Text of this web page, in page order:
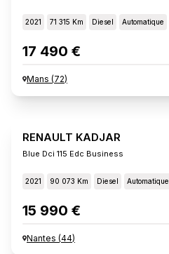
2021 71 315 Km Diesel Automatique
17 490 €
Mans (72)
RENAULT KADJAR
Blue Dci 115 Edc Business
2021 90 073 Km Diesel Automatique
15 990 €
Nantes (44)